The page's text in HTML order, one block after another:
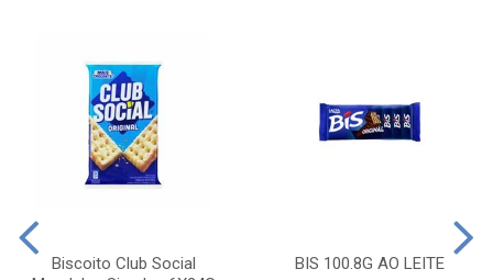
Biscoito Club Social
BIS 100.8G AO LEITE